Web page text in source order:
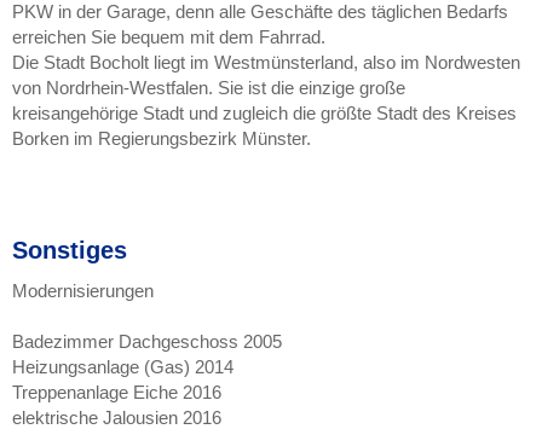
PKW in der Garage, denn alle Geschäfte des täglichen Bedarfs
erreichen Sie bequem mit dem Fahrrad.
Die Stadt Bocholt liegt im Westmünsterland, also im Nordwesten
von Nordrhein-Westfalen. Sie ist die einzige große
kreisangehörige Stadt und zugleich die größte Stadt des Kreises
Borken im Regierungsbezirk Münster.
Sonstiges
Modernisierungen
Badezimmer Dachgeschoss 2005
Heizungsanlage (Gas) 2014
Treppenanlage Eiche 2016
elektrische Jalousien 2016